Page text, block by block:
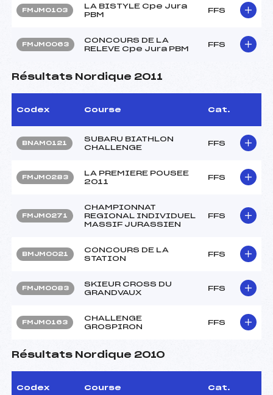
FMJM0103
LA BISTYLE Cpe Jura
PBM
FFS
FMJM0063
CONCOURS DE LA
RELEVE Cpe Jura PBM
FFS
Résultats Nordique 2011
Codex Course Cat.
BNAM0121
SUBARU BIATHLON
CHALLENGE
FFS
FMJM0283
LA PREMIERE POUSEE
2011
FFS
FMJM0271
CHAMPIONNAT
REGIONAL INDIVIDUEL
MASSIF JURASSIEN
FFS
BMJM0021
CONCOURS DE LA
STATION
FFS
FMJM0083
SKIEUR CROSS DU
GRANDVAUX
FFS
FMJM0163
CHALLENGE
GROSPIRON
FFS
Résultats Nordique 2010
Codex Course Cat.